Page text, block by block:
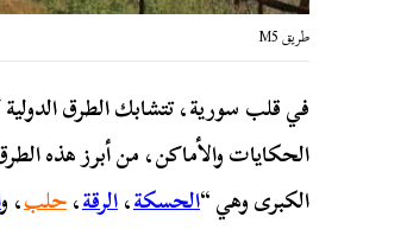
طريق M5
في قلب سورية، تتشابك الطرق الدولية
الحكايات والأماكن، من أبرز هذه
الكبرى وهي “الحسكة،الرقة،حلب، و